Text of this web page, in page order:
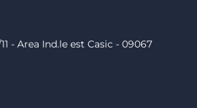
- Area Ind.le est Casic - 09067